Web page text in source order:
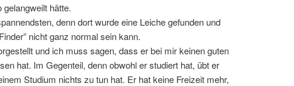
hätte.
denn dort wurde eine Leiche gefunden und
nicht ganz normal sein kann.
und ich muss sagen, dass er bei mir keinen guten
hat. Im Gegenteil, denn obwohl er studiert hat, übt er
Studium nichts zu tun hat. Er hat keine Freizeit mehr,